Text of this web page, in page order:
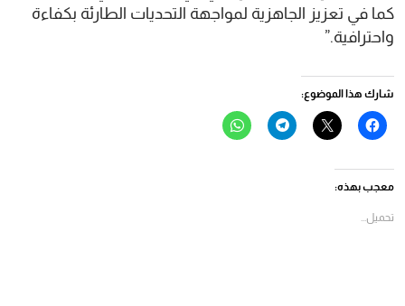
كما في تعزيز الجاهزية لمواجهة التحديات الطارئة بكفاءة
واحترافية.”
شارك هذا الموضوع:
انقر
للمشاركة
(فتح
في
نافذة
النقر
للمشاركة
انقر
للمشاركة
انقر
للمشاركة
معجب بهذه:
تحميل...